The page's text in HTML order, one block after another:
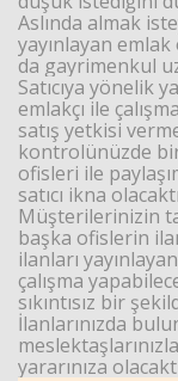
Aslında almak
yayınlayan emlak
da gayrimenkul
Satıcıya yönelik
emlakçı ile
satış yetkisi
kontrolünüzde
ofisleri ile
satıcı ikna
Müşterilerinizin
başka ofislerin
ilanları
çalışma
sıkıntısız bir
İlanlarınızda
yararınıza